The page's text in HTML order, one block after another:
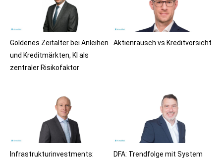
Goldenes Zeitalter bei Anleihen
und Kreditmärkten, KI als
zentraler Risikofaktor
Aktienrausch vs Kreditvorsicht
Infrastrukturinvestments:
DFA: Trendfolge mit System